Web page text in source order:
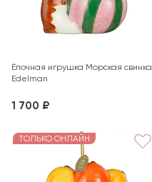
Ёлочная игрушка Морская свинка
Edelman
1 700 ₽
ТОЛЬКО ОНЛАЙН